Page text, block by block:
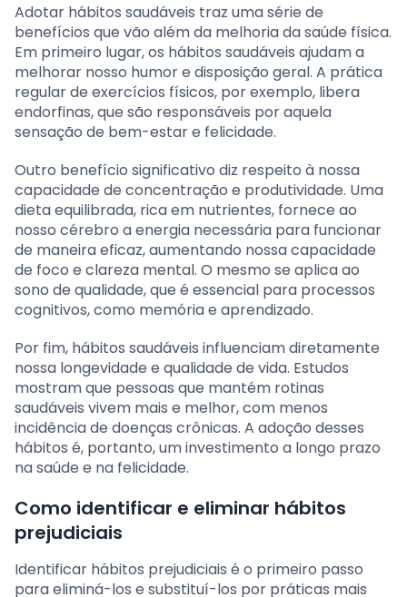
Adotar hábitos saudáveis traz uma série de
benefícios que vão além da melhoria da saúde física.
Em primeiro lugar, os hábitos saudáveis ajudam a
melhorar nosso humor e disposição geral. A prática
regular de exercícios físicos, por exemplo, libera
endorfinas, que são responsáveis por aquela
sensação de bem-estar e felicidade.
Outro benefício significativo diz respeito à nossa
capacidade de concentração e produtividade. Uma
dieta equilibrada, rica em nutrientes, fornece ao
nosso cérebro a energia necessária para funcionar
de maneira eficaz, aumentando nossa capacidade
de foco e clareza mental. O mesmo se aplica ao
sono de qualidade, que é essencial para processos
cognitivos, como memória e aprendizado.
Por fim, hábitos saudáveis influenciam diretamente
nossa longevidade e qualidade de vida. Estudos
mostram que pessoas que mantém rotinas
saudáveis vivem mais e melhor, com menos
incidência de doenças crônicas. A adoção desses
hábitos é, portanto, um investimento a longo prazo
na saúde e na felicidade.
Como identificar e eliminar hábitos
prejudiciais
Identificar hábitos prejudiciais é o primeiro passo
para eliminá-los e substituí-los por práticas mais